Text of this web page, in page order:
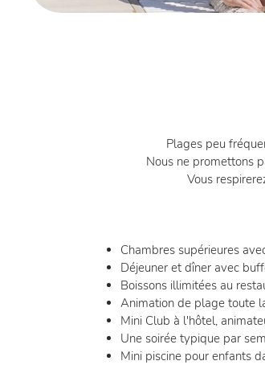
Plages peu
Nous ne promettons
Vous
Chambres supérieures
Déjeuner et dîner avec
Boissons illimitées au
Animation de plage toute
Mini Club à l'hôtel,
Une soirée typique par
Mini piscine pour enfants